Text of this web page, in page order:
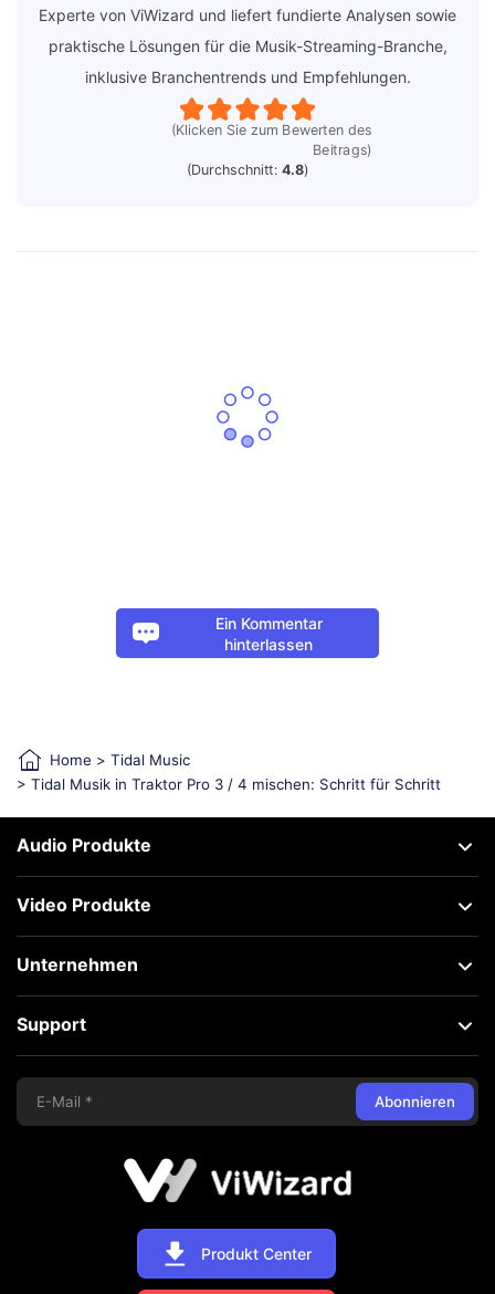
Experte von ViWizard und liefert fundierte Analysen sowie
praktische Lösungen für die Musik-Streaming-Branche,
inklusive Branchentrends und Empfehlungen.
(Klicken Sie zum Bewerten des
Beitrags)
(Durchschnitt:4.8)
Ein Kommentar
hinterlassen
Home > Tidal Music
> Tidal Musik in Traktor Pro 3 / 4 mischen: Schritt für Schritt
Produkt Center
Audio Produkte
Video Produkte
Unternehmen
Support
Abonnieren